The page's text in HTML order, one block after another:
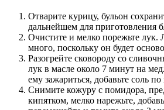
Отварите курицу, бульон
дальнейшем для приготовления
Очистите и мелко порежьте лук.
много, поскольку он будет
Разогрейте сковороду со
лук в масле около 7 минут на
ему зажариться, добавьте соль по
Снимите кожуру с помидора,
кипятком, мелко нарежьте,